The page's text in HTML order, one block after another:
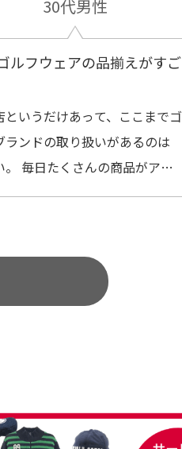
30代男性
ルフウェアの品揃えがすご
というだけあって、ここまでゴ
ランドの取り扱いがあるのは
。 毎日たくさんの商品がアッ
ているので新作チェックする